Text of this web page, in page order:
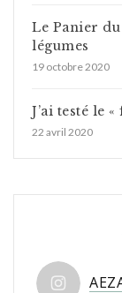
Le Panier
légumes
19 octobre 2020
J’ai testé le
22 avril 2020